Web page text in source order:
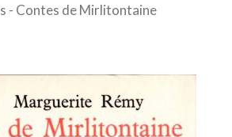
- Contes de Mirlitontaine